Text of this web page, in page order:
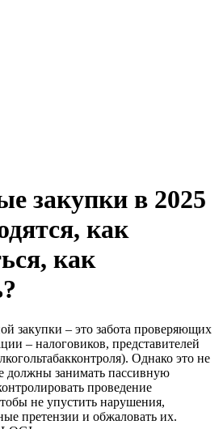
закупки в 2025
как
как
закупки – это забота проверяющих
– налоговиков, представителей
Однако это не
должны занимать пассивную
проведение
не упустить нарушения,
претензии и обжаловать их.